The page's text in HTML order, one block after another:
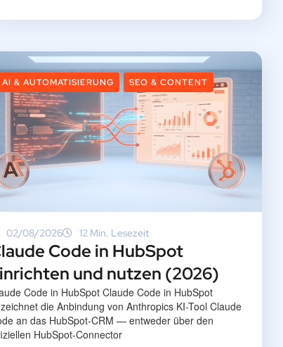
AI & AUTOMATISIERUNG SEO & CONTENT
02/08/2026 12 Min. Lesezeit
Code in HubSpot
und nutzen (2026)
Code in HubSpot Claude Code in HubSpot
die Anbindung von Anthropics KI-Tool Claude
an das HubSpot-CRM — entweder über den
HubSpot-Connector